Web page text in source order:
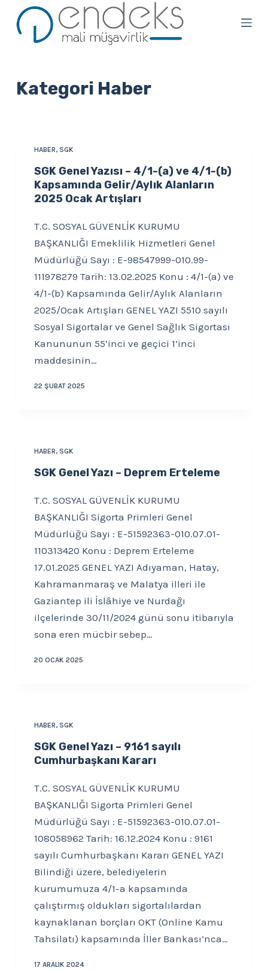
k
Kategori Haber
HABER, SGK
SGK Genel Yazısı – 4/1-(a) ve 4/1-(b)
Kapsamında Gelir/Aylık Alanların
2025 Ocak Artışları
T.C. SOSYAL GÜVENLİK KURUMU
BAŞKANLIĞI Emeklilik Hizmetleri Genel
Müdürlüğü Sayı : E-98547999-010.99-
111978279 Tarih: 13.02.2025 Konu : 4/1-(a) ve
4/1-(b) Kapsamında Gelir/Aylık Alanların
2025/Ocak Artışları GENEL YAZI 5510 sayılı
Sosyal Sigortalar ve Genel Sağlık Sigortası
Kanununun 55’inci ve geçici 1’inci
maddesinin…
22 ŞUBAT 2025
HABER, SGK
SGK Genel Yazı – Deprem Erteleme
T.C. SOSYAL GÜVENLİK KURUMU
BAŞKANLIĞI Sigorta Primleri Genel
Müdürlüğü Sayı : E-51592363-010.07.01-
110313420 Konu : Deprem Erteleme
17.01.2025 GENEL YAZI Adıyaman, Hatay,
Kahramanmaraş ve Malatya illeri ile
Gaziantep ili İslâhiye ve Nurdağı
ilçelerinde 30/11/2024 günü sonu itibarıyla
sona eren mücbir sebep…
20 OCAK 2025
HABER, SGK
SGK Genel Yazı – 9161 sayılı
Cumhurbaşkanı Kararı
T.C. SOSYAL GÜVENLİK KURUMU
BAŞKANLIĞI Sigorta Primleri Genel
Müdürlüğü Sayı : E-51592363-010.07.01-
108058962 Tarih: 16.12.2024 Konu : 9161
sayılı Cumhurbaşkanı Kararı GENEL YAZI
Bilindiği üzere, belediyelerin
kurumumuza 4/1-a kapsamında
çalıştırmış oldukları sigortalılardan
kaynaklanan borçları OKT (Online Kamu
Tahsilatı) kapsamında İller Bankası’nca…
17 ARALIK 2024